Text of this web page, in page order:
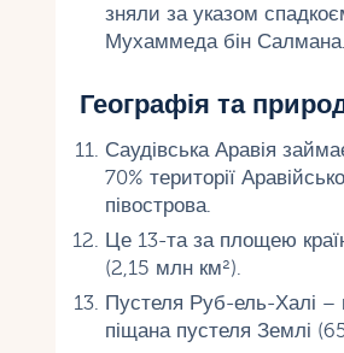
зняли за указом
Мухаммеда бін Салмана.
Географія та
Саудівська Аравія
70% території
півострова.
Це 13-та за площею
(2,15 млн км²).
Пустеля Руб-ель-Халі –
піщана пустеля Землі